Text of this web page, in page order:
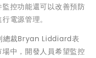
控功能還可以改善預防
電源管理。
總裁Bryan Liddiard表
中，開發人員希望監控